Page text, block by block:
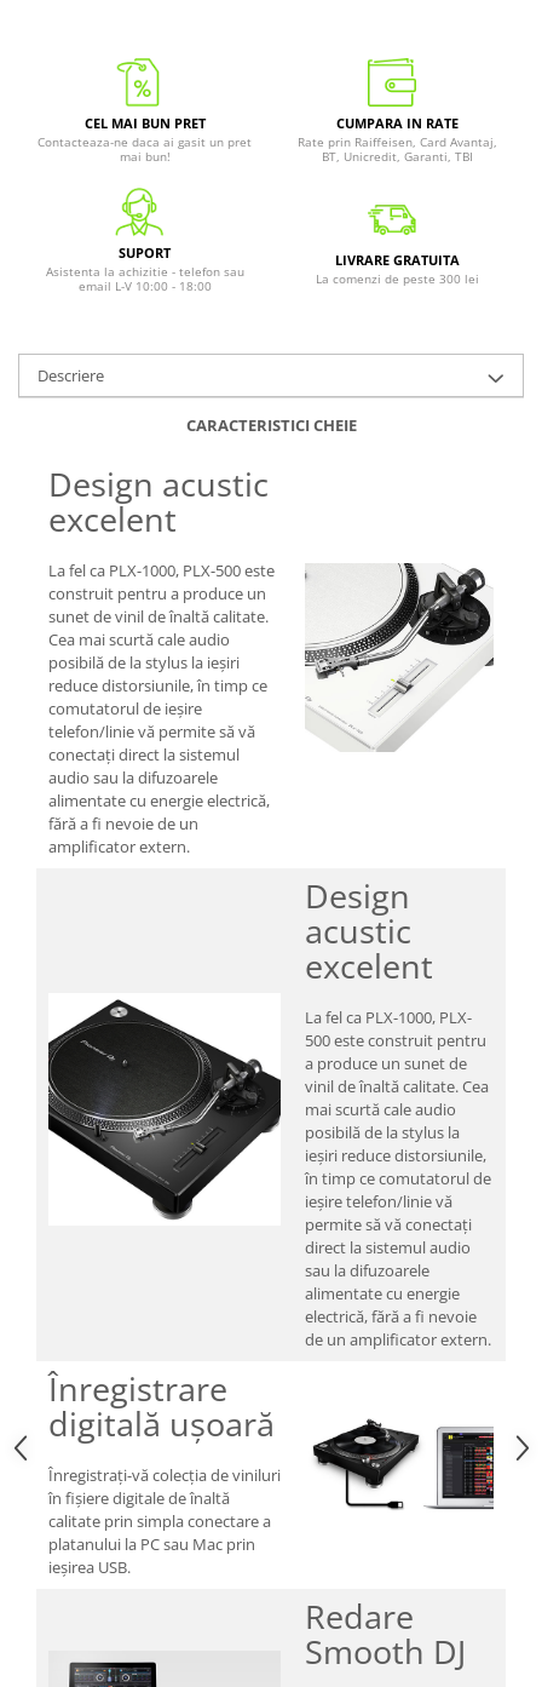
CEL MAI BUN PRET
Contacteaza-ne daca ai gasit un pret
mai bun!
CUMPARA IN RATE
Rate prin Raiffeisen, Card Avantaj,
BT, Unicredit, Garanti, TBI
SUPORT
Asistenta la achizitie - telefon sau
email L-V 10:00 - 18:00
LIVRARE GRATUITA
La comenzi de peste 300 lei
Descriere
CARACTERISTICI CHEIE
Design acustic
excelent
La fel ca PLX-1000, PLX-500 este
construit pentru a produce un
sunet de vinil de înaltă calitate.
Cea mai scurtă cale audio
posibilă de la stylus la ieșiri
reduce distorsiunile, în timp ce
comutatorul de ieșire
telefon/linie vă permite să vă
conectați direct la sistemul
audio sau la difuzoarele
alimentate cu energie electrică,
fără a fi nevoie de un
amplificator extern.
Design
acustic
excelent
La fel ca PLX-1000, PLX-
500 este construit pentru
a produce un sunet de
vinil de înaltă calitate. Cea
mai scurtă cale audio
posibilă de la stylus la
ieșiri reduce distorsiunile,
în timp ce comutatorul de
ieșire telefon/linie vă
permite să vă conectați
direct la sistemul audio
sau la difuzoarele
alimentate cu energie
electrică, fără a fi nevoie
de un amplificator extern.
Înregistrare
digitală ușoară
Înregistrați-vă colecția de viniluri
în fișiere digitale de înaltă
calitate prin simpla conectare a
platanului la PC sau Mac prin
ieșirea USB.
Redare
Smooth DJ